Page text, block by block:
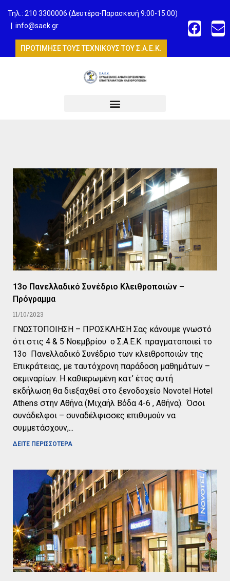
Τηλ.: 210 3300006 (Δευτέρα-Παρασκευή 9:00-15:00)
info@saek.gr
ΠΡΟΤΙΜΗΣΕ ΤΟΥΣ ΤΕΧΝΙΚΟΥΣ ΤΟΥ Σ.Α.Ε.Κ.
13ο Πανελλαδικό Συνέδριο Κλειθροποιών –
Πρόγραμμα
11/10/2023
ΓΝΩΣΤΟΠΟΙΗΣΗ – ΠΡΟΣΚΛΗΣΗ Σας κάνουμε γνωστό
ότι στις 4 & 5 Νοεμβρίου ο Σ.Α.Ε.Κ. πραγματοποιεί το
13ο Πανελλαδικό Συνέδριο των κλειθροποιών της
Επικράτειας, με ταυτόχρονη παράδοση μαθημάτων –
σεμιναρίων. Η καθιερωμένη κατ’ έτος αυτή
εκδήλωση θα διεξαχθεί στο ξενοδοχείο Novotel Hotel
Athens στην Αθήνα (Μιχαήλ Βόδα 4-6 , Αθήνα). Όσοι
συνάδελφοι – συναδέλφισσες επιθυμούν να
συμμετάσχουν,
ΔΕΙΤΕ ΠΕΡΙΣΣΟΤΕΡΑ